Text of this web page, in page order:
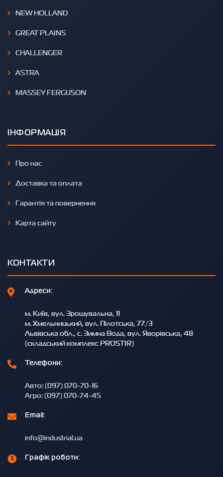
NEW HOLLAND
GREAT PLAINS
CHALLENGER
ASTRA
MASSEY FERGUSON
ІНФОРМАЦІЯ
Про нас
Доставка та оплата
Гарантія та повернення
Карта сайту
КОНТАКТИ
Адреси:
м. Київ, вул. Зрошувальна, 11
м. Хмельницький, вул. Пілотська, 77/3
Львівська обл., с. Зимна Вода, вул. Яворівська, 48
(складський комплекс PROSTIR)
Телефони:
Авто: (097) 070-70-16
Агро: (097) 070-74-45
Email:
info@industrial.ua
Графік роботи: